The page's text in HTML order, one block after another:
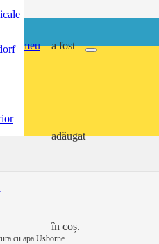
meu a fost
adăugat
în coș.
cu apa Usborne